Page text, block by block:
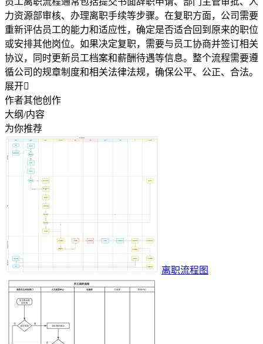
力资源部审核、办理离职手续等步骤。在复职方面，公司需要
重新评估员工的能力和适应性，确定是否适合回到原来的职位
或安排其他岗位。如果决定复职，需要与员工协商并签订相关
协议，同时更新员工档案和薪酬待遇等信息。整个流程需要遵
循公司的规章制度和相关法律法规，确保公平、公正、合法。
展开
作者其他创作
大纲/内容
为你推荐
离职流程图